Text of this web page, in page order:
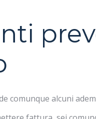
comunque alcuni